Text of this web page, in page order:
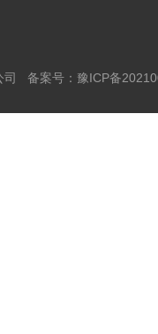
司 备案号： 豫ICP备